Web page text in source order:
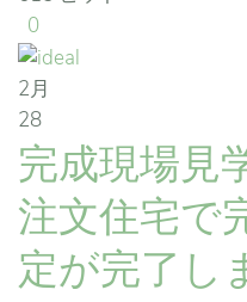
0
2月
28
完成現場見
注文住宅で
定が完了し